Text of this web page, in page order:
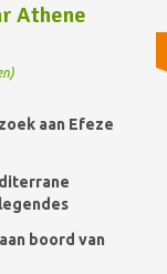
Athene
aan Efeze
boord van